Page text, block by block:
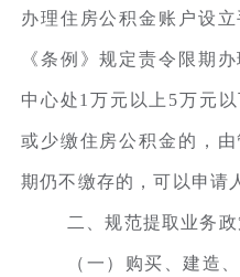
办理住房公积金账户设
《条例》规定责令限期
中心处1万元以上5万元
或少缴住房公积金的，
期仍不缴存的，可以申请
二、规范提取业务
（一）购买、建造